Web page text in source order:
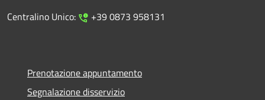
Centralino Unico:
+39 0873 958131
Prenotazione appuntamento
Segnalazione disservizio